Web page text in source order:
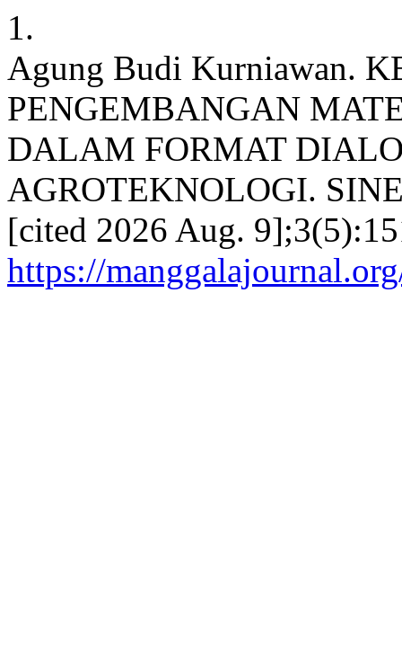
1.
Agung Budi Kurniawan.
PENGEMBANGAN
DALAM FORMAT
AGROTEKNOLOGI.
[cited 2026 Aug.
https://